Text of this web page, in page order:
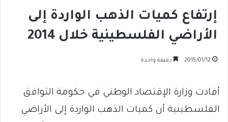
إرتفاع كميات الذهب الواردة إلى
الأراضي الفلسطينية خلال 2014
2015/01/12 دقيقة واحدة
أفادت وزارة الإقتصاد الوطني في حكومة التوافق
الفلسطينية أن كميات الذهب الواردة إلى الأراضي